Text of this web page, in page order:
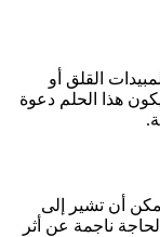
القلق أو
يكون هذا الحلم دعوة
أن تشير إلى
ناجمة عن أثر